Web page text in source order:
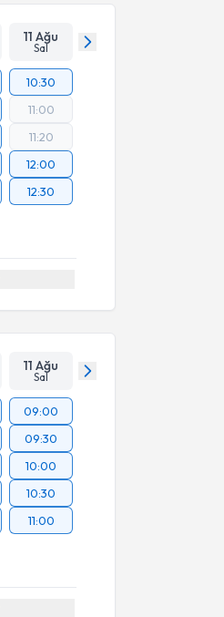
11 Ağu
Sal
10:30
11:00
11:20
12:00
12:30
11 Ağu
Sal
09:00
09:30
10:00
10:30
11:00